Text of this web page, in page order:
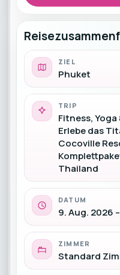
ZIEL
Phuket
TRIP
Fitness,
Erlebe das
Cocoville
Thailand
DATUM
9. Aug. 2026
ZIMMER
Standard